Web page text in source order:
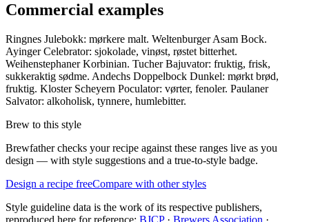
Commercial examples
Ringnes Julebokk: mørkere malt. Weltenburger Asam Bock.
Ayinger Celebrator: sjokolade, vinøst, røstet bitterhet.
Weihenstephaner Korbinian. Tucher Bajuvator: fruktig, frisk,
sukkeraktig sødme. Andechs Doppelbock Dunkel: mørkt brød,
fruktig. Kloster Scheyern Poculator: vørter, fenoler. Paulaner
Salvator: alkoholisk, tynnere, humlebitter.
Brew to this style
Brewfather checks your recipe against these ranges live as you
design — with style suggestions and a true-to-style badge.
Design a recipe freeCompare with other styles
Style guideline data is the work of its respective publishers,